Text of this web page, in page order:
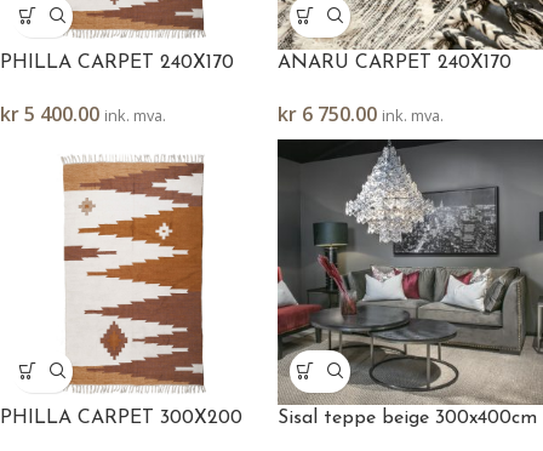
PHILLA CARPET 240X170
kr5 400.00 ink. mva.
ANARU CARPET 240X170
kr 6 750.00 ink. mva.
PHILLA CARPET 300X200
Sisal teppe beige 300x400cm